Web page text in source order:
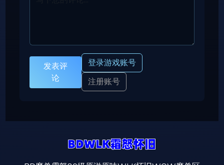
发表评
论
登录游戏账号
注册账号